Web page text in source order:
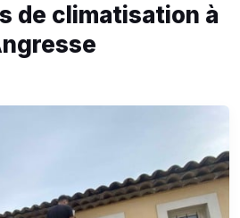
de climatisation à